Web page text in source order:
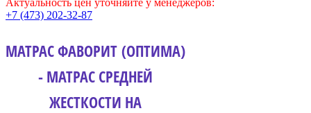
+7 (473) 202-32-87
МАТРАС ФАВОРИТ (ОПТИМА)
- МАТРАС СРЕДНЕЙ
ЖЕСТКОСТИ НА